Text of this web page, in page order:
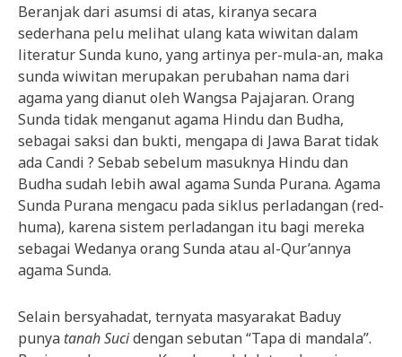
Beranjak dari asumsi di atas, kiranya secara
sederhana pelu melihat ulang kata wiwitan dalam
literatur Sunda kuno, yang artinya per-mula-an, maka
sunda wiwitan merupakan perubahan nama dari
agama yang dianut oleh Wangsa Pajajaran. Orang
Sunda tidak menganut agama Hindu dan Budha,
sebagai saksi dan bukti, mengapa di Jawa Barat tidak
ada Candi ? Sebab sebelum masuknya Hindu dan
Budha sudah lebih awal agama Sunda Purana. Agama
Sunda Purana mengacu pada siklus perladangan (red-
huma), karena sistem perladangan itu bagi mereka
sebagai Wedanya orang Sunda atau al-Qur’annya
agama Sunda.
Selain bersyahadat, ternyata masyarakat Baduy
punya tanah Sucidengan sebutan “Tapa di mandala”.